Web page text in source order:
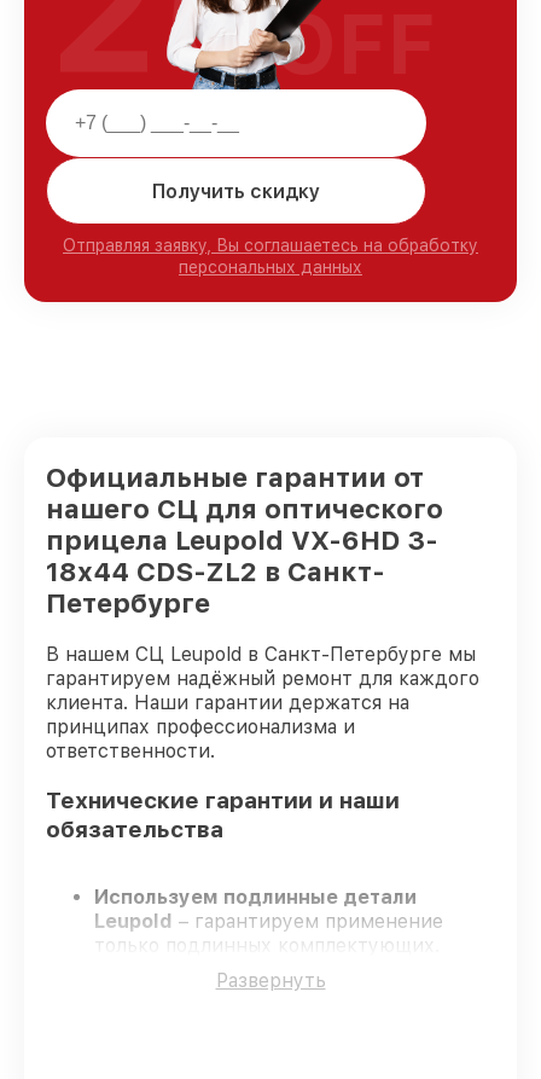
Получить скидку
Отправляя заявку, Вы соглашаетесь на обработку
персональных данных
OFF
Официальные гарантии от
нашего СЦ для оптического
прицела Leupold VX-6HD 3-
18x44 CDS-ZL2 в Санкт-
Петербурге
В нашем СЦ Leupold в Санкт-Петербурге мы
гарантируем надёжный ремонт для каждого
клиента. Наши гарантии держатся на
принципах профессионализма и
ответственности.
Технические гарантии и наши
обязательства
Используем подлинные детали
Leupold – гарантируем применение
только подлинных комплектующих.
Квалифицированные инженеры
проходят постоянное обучение, что
Развернуть